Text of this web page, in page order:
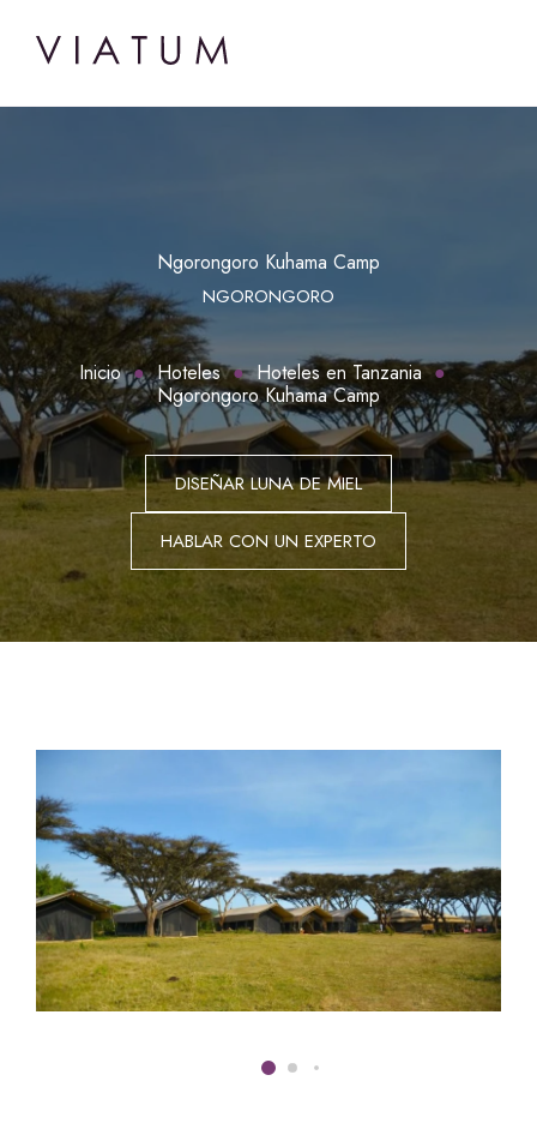
Ngorongoro Kuhama Camp
NGORONGORO
Inicio Hoteles
Hoteles en Tanzania
Ngorongoro Kuhama Camp
DISEÑAR LUNA DE MIEL
HABLAR CON UN EXPERTO